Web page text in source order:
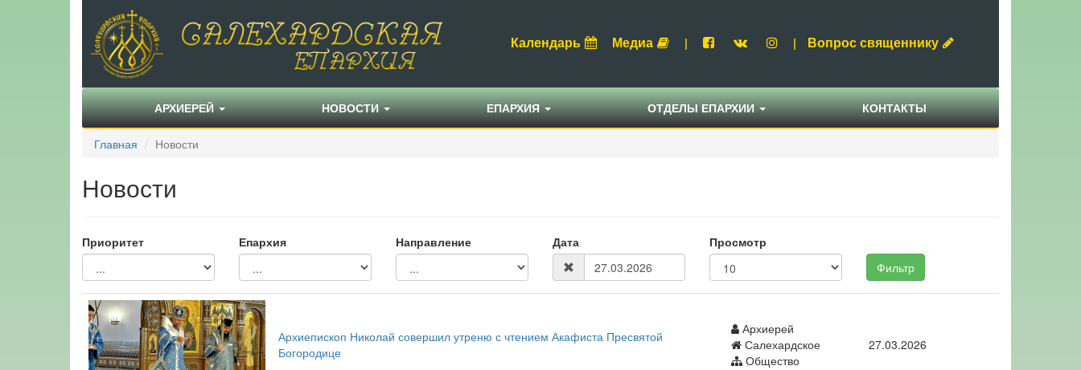
Календарь Медиа | | Вопрос священнику
АРХИЕРЕЙ НОВОСТИ ЕПАРХИЯ ОТДЕЛЫ ЕПАРХИИ КОНТАКТЫ
Главная Новости
Новости
Приоритет Епархия Направление Дата
Просмотр
Фильтр
Архиепископ Николай совершил утреню с чтением Акафиста Пресвятой
Богородице
Архиерей
Салехардское
Общество
27.03.2026